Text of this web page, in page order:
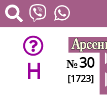
H №30
[1723]